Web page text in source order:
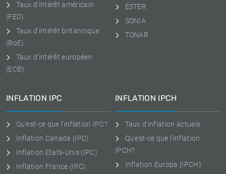
Taux d'intérêt américain
(FED)
Taux d'intérêt britannique
(BoE)
Taux d'intérêt européen
(ECB)
ESTER
SONIA
TONAR
INFLATION IPC
Qu'est-ce que l'inflation IPC?
Inflation Canada (IPC)
Inflation Etats-Unis (IPC)
Inflation France (IPC)
INFLATION IPCH
Taux d'inflation actuels
Qu'est-ce que l'inflation
IPCH?
Inflation Europa (IPCH)